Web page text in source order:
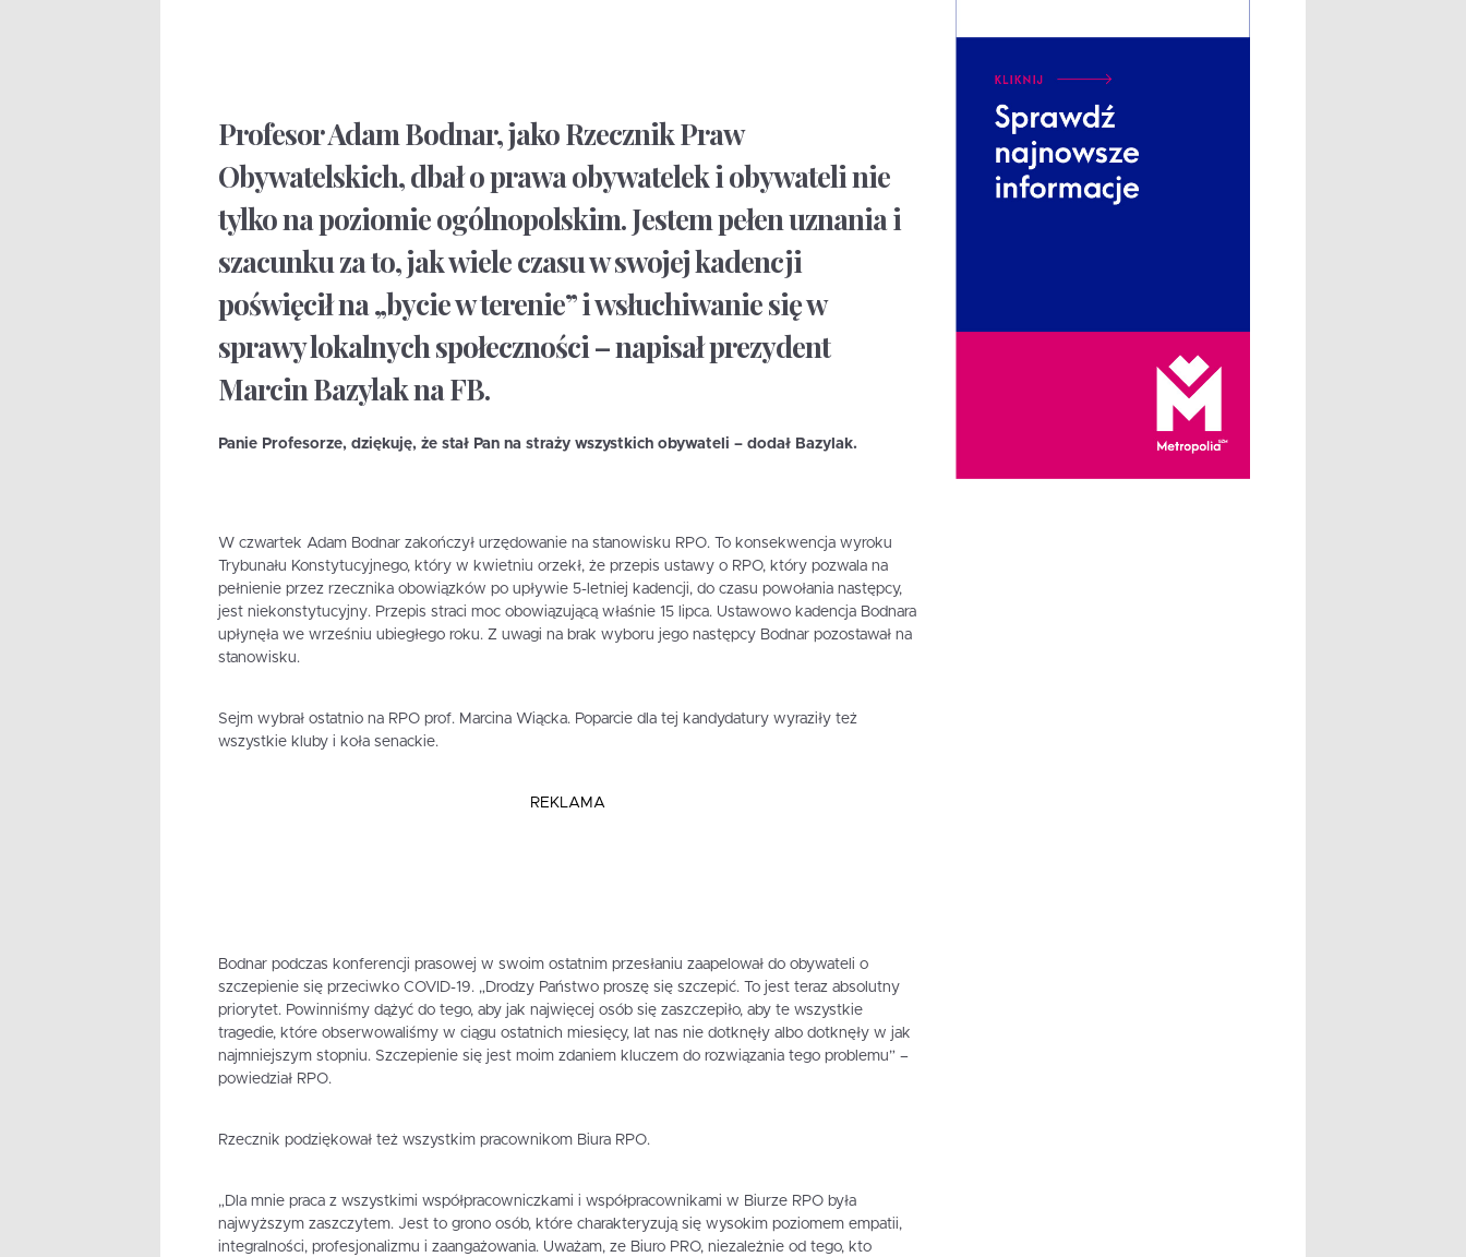
Profesor Adam Bodnar, jako Rzecznik Praw
Obywatelskich, dbał o prawa obywatelek i obywateli nie
tylko na poziomie ogólnopolskim. Jestem pełen uznania i
szacunku za to, jak wiele czasu w swojej kadencji
poświęcił na „bycie w terenie” i wsłuchiwanie się w
sprawy lokalnych społeczności – napisał prezydent
Marcin Bazylak na FB.
Panie Profesorze, dziękuję, że stał Pan na straży wszystkich obywateli – dodał Bazylak.
W czwartek Adam Bodnar zakończył urzędowanie na stanowisku RPO. To konsekwencja wyroku
Trybunału Konstytucyjnego, który w kwietniu orzekł, że przepis ustawy o RPO, który pozwala na
pełnienie przez rzecznika obowiązków po upływie 5-letniej kadencji, do czasu powołania następcy,
jest niekonstytucyjny. Przepis straci moc obowiązującą właśnie 15 lipca. Ustawowo kadencja Bodnara
upłynęła we wrześniu ubiegłego roku. Z uwagi na brak wyboru jego następcy Bodnar pozostawał na
stanowisku.
Sejm wybrał ostatnio na RPO prof. Marcina Wiącka. Poparcie dla tej kandydatury wyraziły też
wszystkie kluby i koła senackie.
REKLAMA
Bodnar podczas konferencji prasowej w swoim ostatnim przesłaniu zaapelował do obywateli o
szczepienie się przeciwko COVID-19. „Drodzy Państwo proszę się szczepić. To jest teraz absolutny
priorytet. Powinniśmy dążyć do tego, aby jak najwięcej osób się zaszczepiło, aby te wszystkie
tragedie, które obserwowaliśmy w ciągu ostatnich miesięcy, lat nas nie dotknęły albo dotknęły w jak
najmniejszym stopniu. Szczepienie się jest moim zdaniem kluczem do rozwiązania tego problemu” –
powiedział RPO.
Rzecznik podziękował też wszystkim pracownikom Biura RPO.
„Dla mnie praca z wszystkimi współpracowniczkami i współpracownikami w Biurze RPO była
najwyższym zaszczytem. Jest to grono osób, które charakteryzują się wysokim poziomem empatii,
integralności, profesjonalizmu i zaangażowania. Uważam, ze Biuro PRO, niezależnie od tego, kto